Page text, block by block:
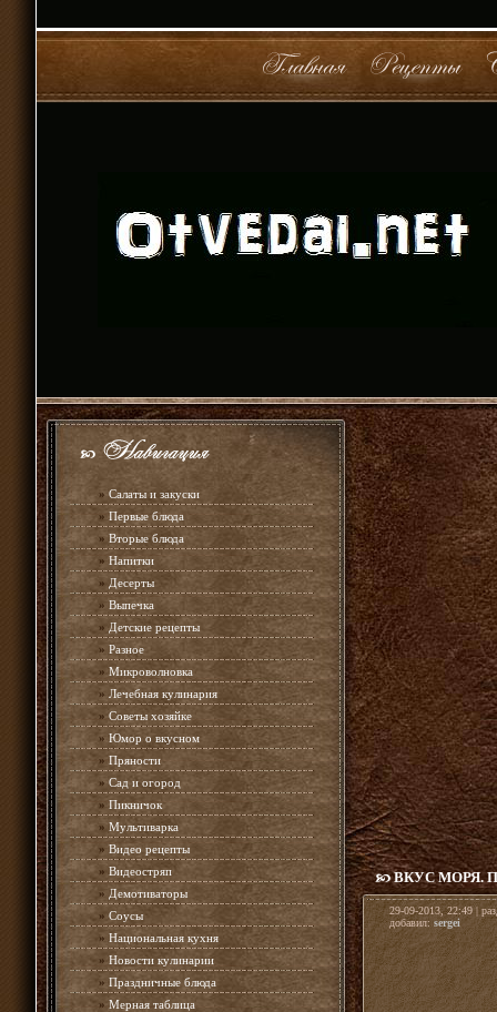
» Салаты и закуски
» Первые блюда
» Вторые блюда
» Напитки
»Десерты
» Выпечка
» Детские рецепты
» Разное
» Микроволновка
» Лечебная кулинария
» Советы хозяйке
» Юмор о вкусном
» Пряности
» Сад и огород
» Пикничок
» Мультиварка
» Видео рецепты
» Видеостряп
» Демотиваторы
» Соусы
» Национальная кухня
» Новости кулинарии
» Праздничные блюда
» Мерная таблица
ВКУС МОРЯ.
29-09-2013, 22:49 |
добавил: sergei